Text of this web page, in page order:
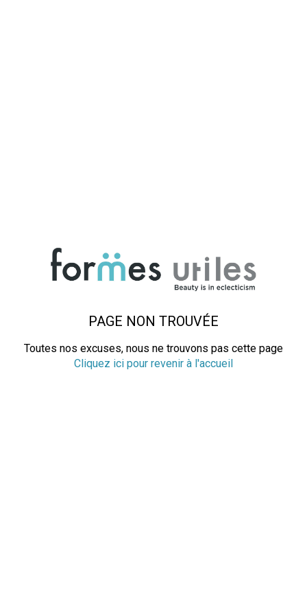
PAGE NON TROUVÉE
Toutes nos excuses, nous ne trouvons pas cette page
Cliquez ici pour revenir à l'accueil